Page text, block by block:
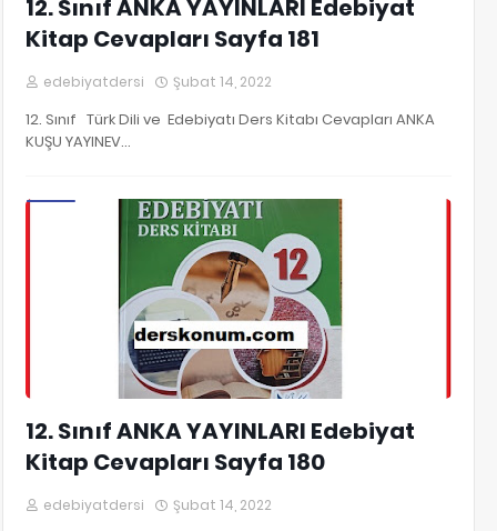
12. Sınıf ANKA YAYINLARI Edebiyat
Kitap Cevapları Sayfa 181
edebiyatdersi Şubat 14, 2022
12. Sınıf Türk Dili ve Edebiyatı Ders Kitabı Cevapları ANKA
KUŞU YAYINEV…
12. Sınıf ANKA YAYINLARI Edebiyat
Kitap Cevapları Sayfa 180
edebiyatdersi Şubat 14, 2022